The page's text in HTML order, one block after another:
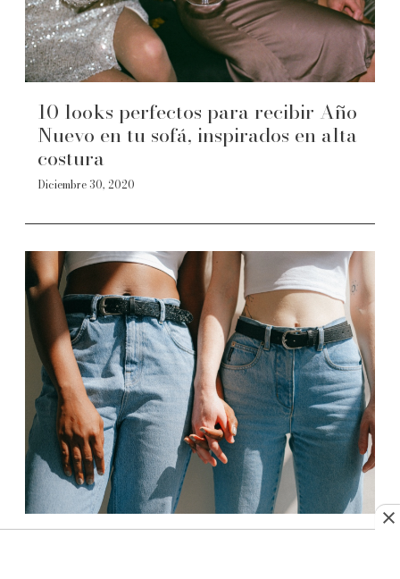
10 looks perfectos para recibir Año
Nuevo en tu sofá, inspirados en alta
costura
Diciembre 30, 2020